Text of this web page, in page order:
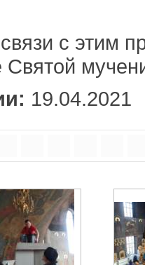
с этим
Святой
19.04.2021